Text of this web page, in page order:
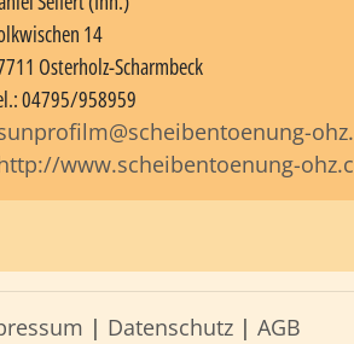
14
Osterholz-Scharmbeck
04795/958959
www.scheibentoenung-
| Datenschutz | AGB